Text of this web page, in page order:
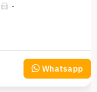
-
Whatsapp